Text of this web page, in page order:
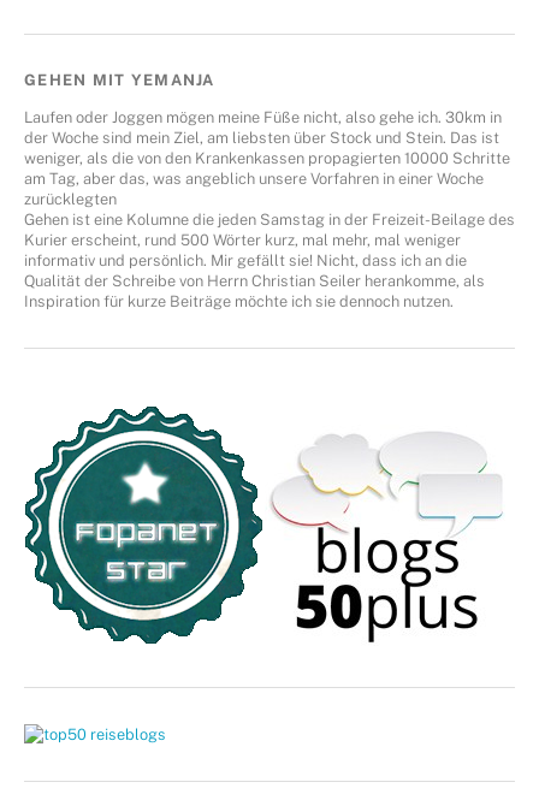
GEHEN MIT YEMANJA
Laufen oder Joggen mögen meine Füße nicht, also gehe ich. 30km in
der Woche sind mein Ziel, am liebsten über Stock und Stein. Das ist
weniger, als die von den Krankenkassen propagierten 10000 Schritte
am Tag, aber das, was angeblich unsere Vorfahren in einer Woche
zurücklegten
Gehen ist eine Kolumne die jeden Samstag in der Freizeit-Beilage des
Kurier erscheint, rund 500 Wörter kurz, mal mehr, mal weniger
informativ und persönlich. Mir gefällt sie! Nicht, dass ich an die
Qualität der Schreibe von Herrn Christian Seiler herankomme, als
Inspiration für kurze Beiträge möchte ich sie dennoch nutzen.